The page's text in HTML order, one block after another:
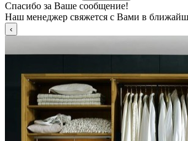
Спасибо за Ваше сообщение!
Наш менеджер свяжется с Вами в